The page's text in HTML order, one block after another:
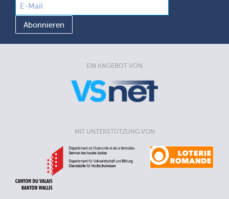
EIN ANGEBOT VON
MIT UNTERSTÜTZUNG VON